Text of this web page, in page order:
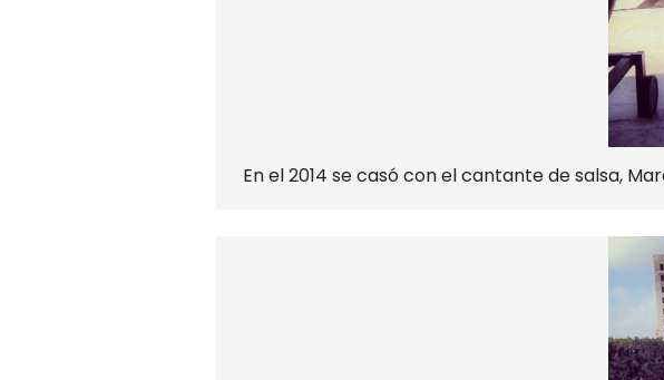
En el 2014 se casó con el cantante de salsa,